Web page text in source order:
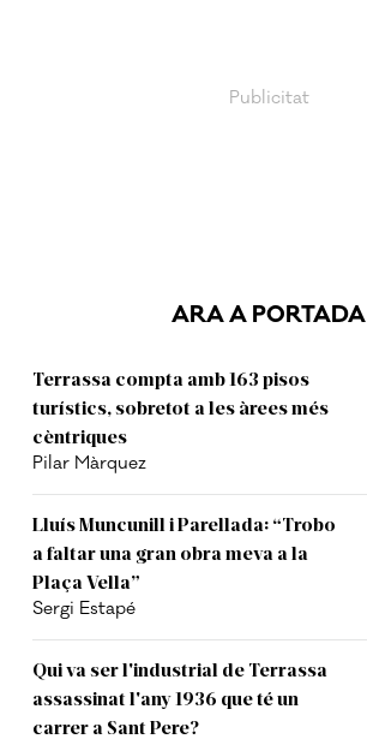
ARA A PORTADA
Terrassa compta amb 163 pisos
turístics, sobretot a les àrees més
cèntriques
Pilar Màrquez
Lluís Muncunill i Parellada: “Trobo
a faltar una gran obra meva a la
Plaça Vella”
Sergi Estapé
Qui va ser l'industrial de Terrassa
assassinat l'any 1936 que té un
carrer a Sant Pere?